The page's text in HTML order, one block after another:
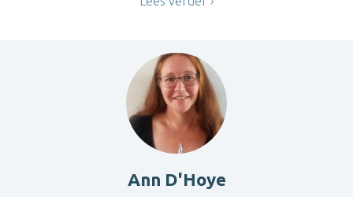
Ann D'Hoye